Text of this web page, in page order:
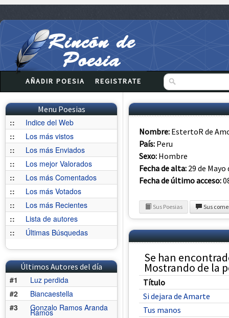
AÑADIR POESIA REGISTRATE
Menu Poesias
::
Indice del Web
::
Los más vistos
::
Los más Enviados
::
Los mejor Valorados
::
Los más Comentados
::
Los más Votados
::
Los más Recientes
::
Lista de autores
::
Últimas Búsquedas
Últimos Autores del día
#1
Luz perdida
#2
Biancaestella
#3
Gonzalo Ramos Aranda
Ramos
Nombre: EstertoR de
País: Peru
Sexo: Hombre
Fecha de alta: 29 de Mayo
Fecha de último acceso:
Sus Poesias Sus
Se han
Mostrando de la
Título
Si dejara de Amarte
Tus manos